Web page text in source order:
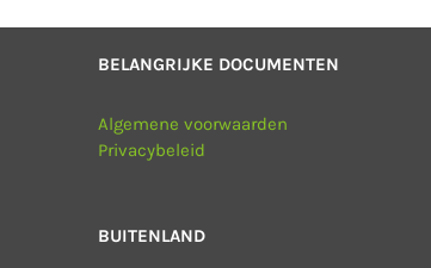
BELANGRIJKE DOCUMENTEN
Algemene voorwaarden
Privacybeleid
BUITENLAND